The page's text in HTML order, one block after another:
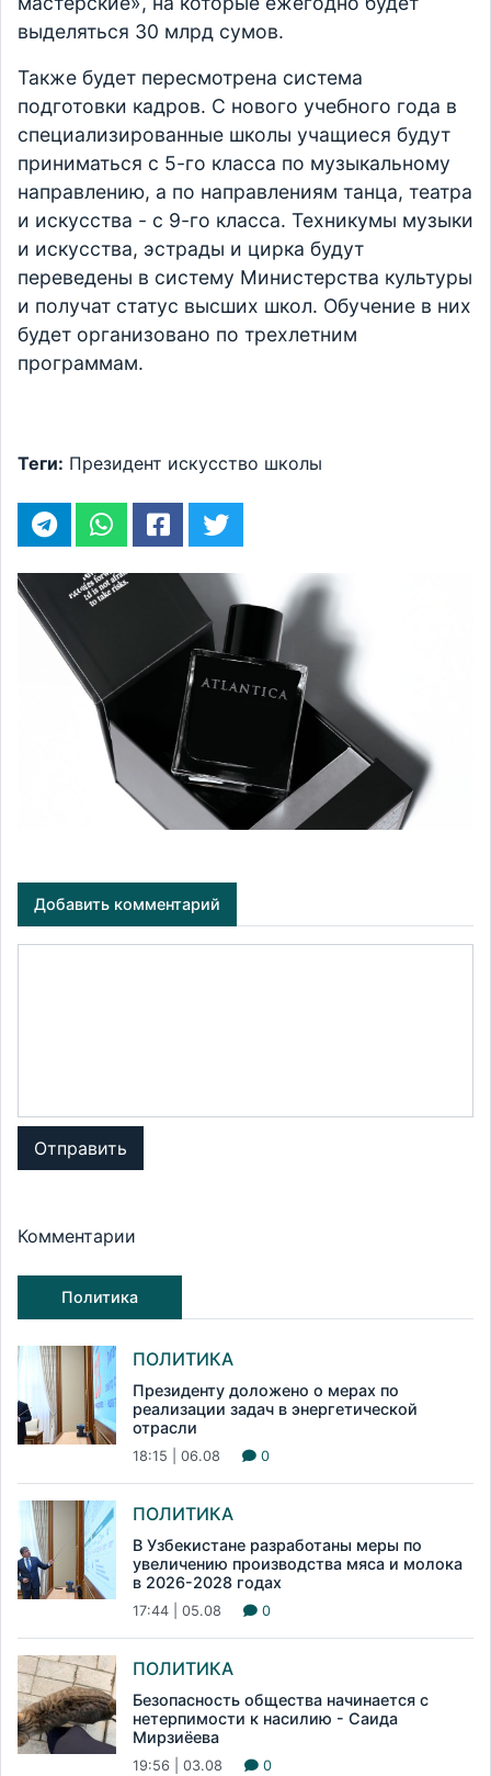
выделяться 30 млрд сумов.
Также будет пересмотрена система
подготовки кадров. С нового учебного года в
специализированные школы учащиеся будут
приниматься с 5-го класса по музыкальному
направлению, а по направлениям танца, театра
и искусства - с 9-го класса. Техникумы музыки
и искусства, эстрады и цирка будут
переведены в систему Министерства культуры
и получат статус высших школ. Обучение в них
будет организовано по трехлетним
программам.
Теги: Президент искусство школы
Добавить комментарий
Отправить
Комментарии
Политика
ПОЛИТИКА
Президенту доложено о мерах по
реализации задач в энергетической
отрасли
18:15 | 06.08 0
ПОЛИТИКА
В Узбекистане разработаны меры по
увеличению производства мяса и молока
в 2026-2028 годах
17:44 | 05.08 0
ПОЛИТИКА
Безопасность общества начинается с
нетерпимости к насилию - Саида
Мирзиёева
19:56 | 03.08 0